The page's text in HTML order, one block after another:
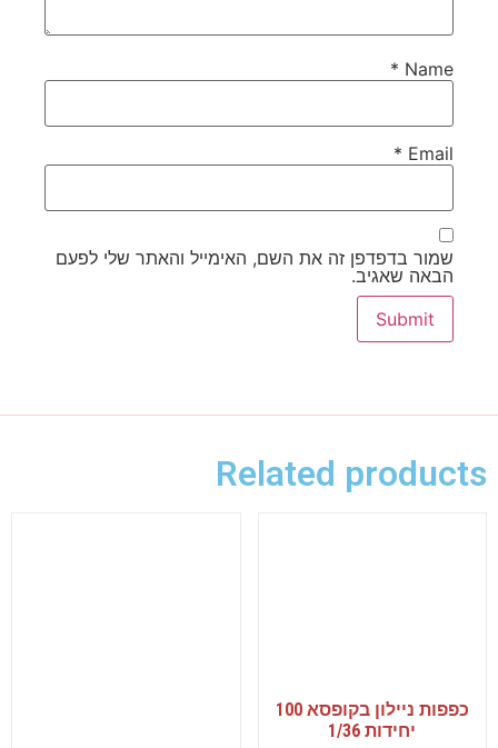
Name
*
Email
*
שמור בדפדפן זה את השם, האימייל והאתר שלי לפעם
הבאה שאגיב.
Related products
כפפות ניילון בקופסא 100
יחידות 1/36